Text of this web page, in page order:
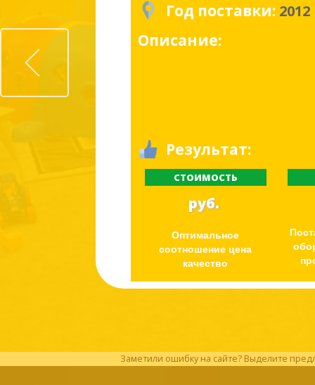
Год поставки: 2012
Описание:
Результат:
СТОИМОСТЬ
руб.
Оптимальное
соотношение цена
качество
Заметили ошибку на сайте? Выделите